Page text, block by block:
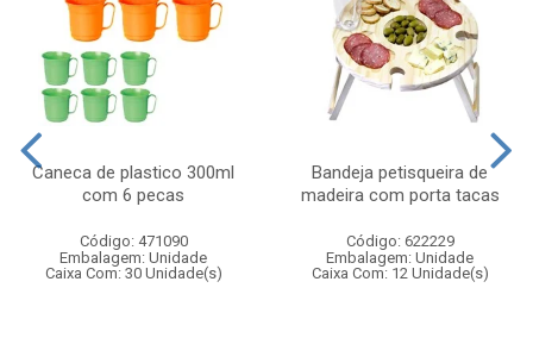
Caneca de plastico 300ml
com 6 pecas
Código: 471090
Embalagem: Unidade
Caixa Com: 30 Unidade(s)
Bandeja petisqueira de
madeira com porta tacas
Código: 622229
Embalagem: Unidade
Caixa Com: 12 Unidade(s)